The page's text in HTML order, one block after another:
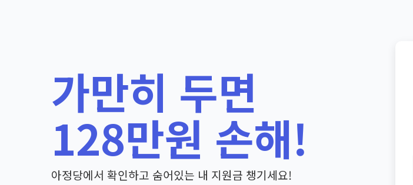
가만히 두면
128만원 손해!
아정당에서 확인하고 숨어있는 내 지원금 챙기세요!